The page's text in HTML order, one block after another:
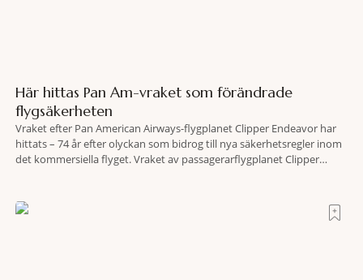
Här hittas Pan Am-vraket som förändrade
flygsäkerheten
Vraket efter Pan American Airways-flygplanet Clipper Endeavor har
hittats – 74 år efter olyckan som bidrog till nya säkerhetsregler inom
det kommersiella flyget. Vraket av passagerarflygplanet Clipper
lokaliserades den 2 juni i år med hjälp